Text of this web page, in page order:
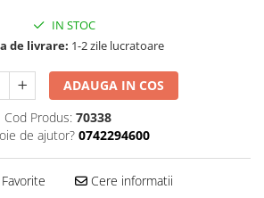
IN STOC
de livrare: 1-2 zile lucratoare
ADAUGA IN COS
Cod Produs: 70338
de ajutor? 0742294600
Cere informatii